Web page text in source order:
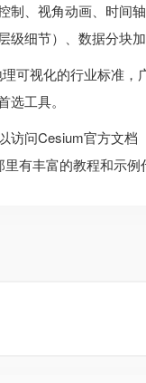
制、视角动画、时间
级细节）、数据分块
可视化的行业标准
工具。
访问Cesium官方文
有丰富的教程和示例